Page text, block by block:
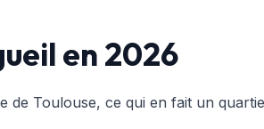
en 2026
de Toulouse, ce qui en fait un